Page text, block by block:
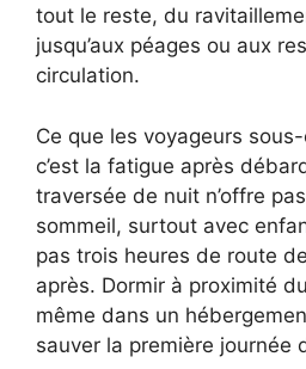
tout le reste, du
jusqu’aux péages ou aux
circulation.
Ce que les voyageurs
c’est la fatigue après
traversée de nuit n’offre
sommeil, surtout avec
pas trois heures de route
après. Dormir à proximité
même dans un
sauver la première journée